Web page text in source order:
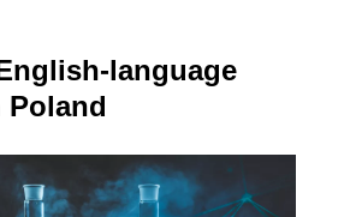
language